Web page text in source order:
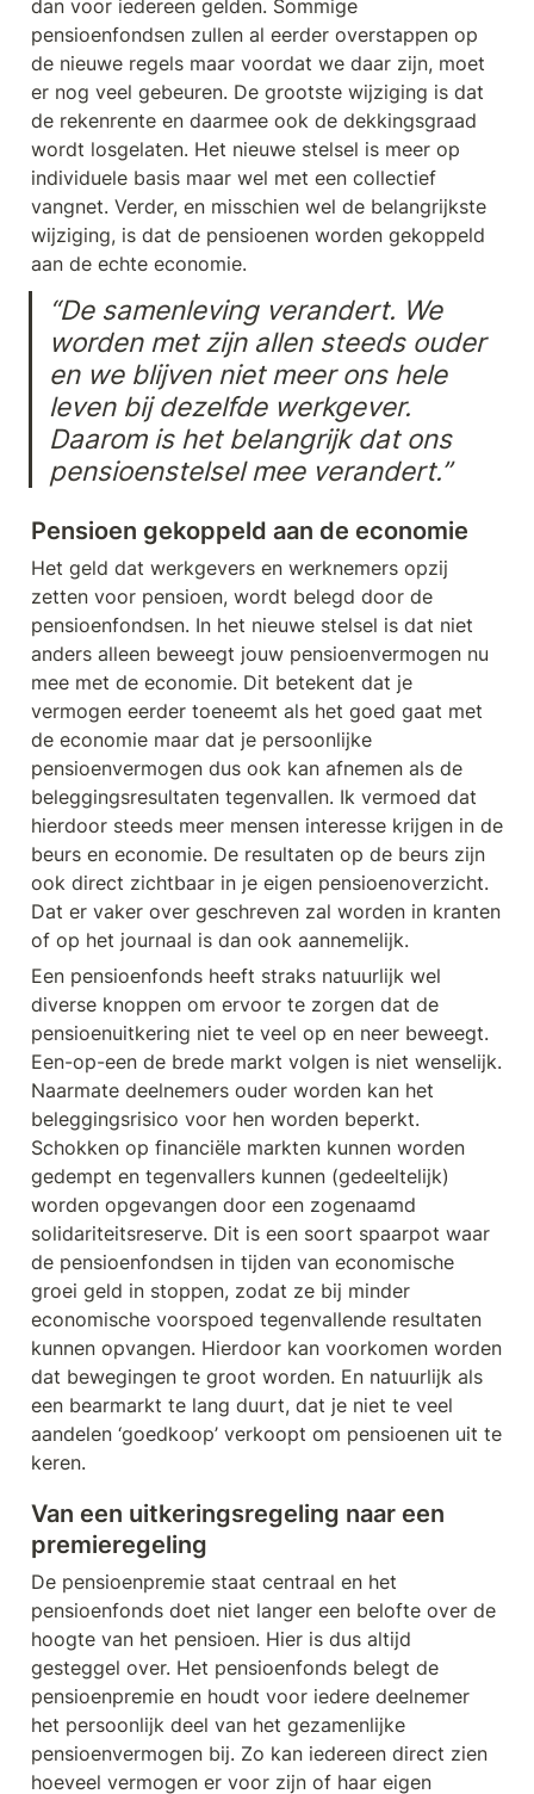
dan voor iedereen gelden. Sommige
pensioenfondsen zullen al eerder overstappen op
de nieuwe regels maar voordat we daar zijn, moet
er nog veel gebeuren. De grootste wijziging is dat
de rekenrente en daarmee ook de dekkingsgraad
wordt losgelaten. Het nieuwe stelsel is meer op
individuele basis maar wel met een collectief
vangnet. Verder, en misschien wel de belangrijkste
wijziging, is dat de pensioenen worden gekoppeld
aan de echte economie.
“De samenleving verandert. We
worden met zijn allen steeds ouder
en we blijven niet meer ons hele
leven bij dezelfde werkgever.
Daarom is het belangrijk dat ons
pensioenstelsel mee verandert.”
Pensioen gekoppeld aan de economie
Het geld dat werkgevers en werknemers opzij
zetten voor pensioen, wordt belegd door de
pensioenfondsen. In het nieuwe stelsel is dat niet
anders alleen beweegt jouw pensioenvermogen nu
mee met de economie. Dit betekent dat je
vermogen eerder toeneemt als het goed gaat met
de economie maar dat je persoonlijke
pensioenvermogen dus ook kan afnemen als de
beleggingsresultaten tegenvallen. Ik vermoed dat
hierdoor steeds meer mensen interesse krijgen in de
beurs en economie. De resultaten op de beurs zijn
ook direct zichtbaar in je eigen pensioenoverzicht.
Dat er vaker over geschreven zal worden in kranten
of op het journaal is dan ook aannemelijk.
Een pensioenfonds heeft straks natuurlijk wel
diverse knoppen om ervoor te zorgen dat de
pensioenuitkering niet te veel op en neer beweegt.
Een-op-een de brede markt volgen is niet wenselijk.
Naarmate deelnemers ouder worden kan het
beleggingsrisico voor hen worden beperkt.
Schokken op financiële markten kunnen worden
gedempt en tegenvallers kunnen (gedeeltelijk)
worden opgevangen door een zogenaamd
solidariteitsreserve. Dit is een soort spaarpot waar
de pensioenfondsen in tijden van economische
groei geld in stoppen, zodat ze bij minder
economische voorspoed tegenvallende resultaten
kunnen opvangen. Hierdoor kan voorkomen worden
dat bewegingen te groot worden. En natuurlijk als
een bearmarkt te lang duurt, dat je niet te veel
aandelen ‘goedkoop’ verkoopt om pensioenen uit te
keren.
Van een uitkeringsregeling naar een
premieregeling
De pensioenpremie staat centraal en het
pensioenfonds doet niet langer een belofte over de
hoogte van het pensioen. Hier is dus altijd
gesteggel over. Het pensioenfonds belegt de
pensioenpremie en houdt voor iedere deelnemer
het persoonlijk deel van het gezamenlijke
pensioenvermogen bij. Zo kan iedereen direct zien
hoeveel vermogen er voor zijn of haar eigen